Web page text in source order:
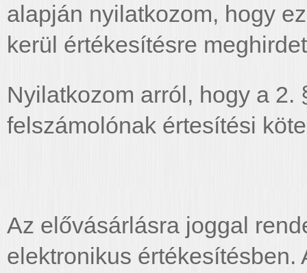
alapján nyilatkozom, hogy
kerül értékesítésre
Nyilatkozom arról, hogy a 2.
felszámolónak értesítési
Az elővásárlásra joggal
elektronikus értékesítésben.